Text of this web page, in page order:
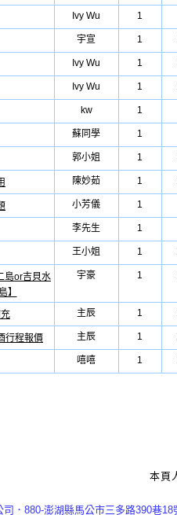
Ivy Wu 1
宇宣 1
Ivy Wu 1
Ivy Wu 1
kw 1
蘇同學 1
郭小姐 1
陳妙茹 1
小芳儀 1
李先生 1
王小姐 1
島or吉貝水
】
宇豪 1
主辰 1
行程報價 主辰 1
嘻嘻 1
本頁
．880-澎湖縣馬公市三多路390巷18